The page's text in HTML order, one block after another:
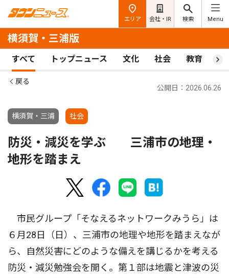
エリア 会社・IR 検索 Menu
横須賀・三浦版
すべて トップニュース 文化 社会 教育 ス
戻る
横須賀・三浦 社会
公開日：2026.06.26
防災・減災を学ぶ 三浦市の地理・
地形を踏まえ
市民グループ「そなえるネットワークみうら」は
６月28日（日）、三浦市の地理や地形を踏まえなが
ら、自然災害にどのような備えを講じるかを考える
防災・減災勉強会を開く。第１部は地震と津波の災